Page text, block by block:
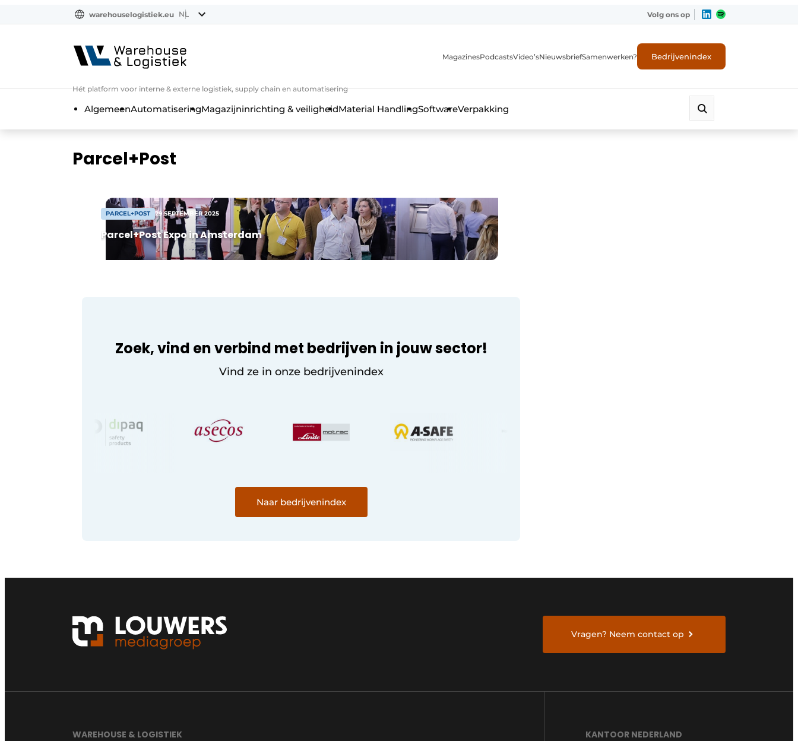
warehouselogistiek.eu NL Volg ons op
Hét platform voor interne & externe logistiek, supply chain en automatisering
MagazinesPodcastsVideo’sNieuwsbriefSamenwerken? Bedrijvenindex
AlgemeenAutomatiseringMagazijninrichting & veiligheidMaterial HandlingSoftwareVerpakking
Parcel+Post
PARCEL+POST 29 SEPTEMBER 2025
Parcel+Post Expo in Amsterdam
Zoek, vind en verbind met bedrijven in jouw sector!
Vind ze in onze bedrijvenindex
Naar bedrijvenindex
Vragen? Neem contact op
WAREHOUSE & LOGISTIEK KANTOOR NEDERLAND